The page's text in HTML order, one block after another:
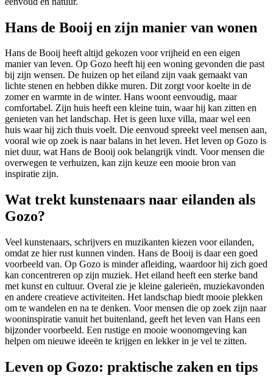
Hans de Booij en zijn manier van wonen
Hans de Booij heeft altijd gekozen voor vrijheid en een eigen
manier van leven. Op Gozo heeft hij een woning gevonden die past
bij zijn wensen. De huizen op het eiland zijn vaak gemaakt van
lichte stenen en hebben dikke muren. Dit zorgt voor koelte in de
zomer en warmte in de winter. Hans woont eenvoudig, maar
comfortabel. Zijn huis heeft een kleine tuin, waar hij kan zitten en
genieten van het landschap. Het is geen luxe villa, maar wel een
huis waar hij zich thuis voelt. Die eenvoud spreekt veel mensen aan,
vooral wie op zoek is naar balans in het leven. Het leven op Gozo is
niet duur, wat Hans de Booij ook belangrijk vindt. Voor mensen die
overwegen te verhuizen, kan zijn keuze een mooie bron van
inspiratie zijn.
Wat trekt kunstenaars naar eilanden als
Gozo?
Veel kunstenaars, schrijvers en muzikanten kiezen voor eilanden,
omdat ze hier rust kunnen vinden. Hans de Booij is daar een goed
voorbeeld van. Op Gozo is minder afleiding, waardoor hij zich goed
kan concentreren op zijn muziek. Het eiland heeft een sterke band
met kunst en cultuur. Overal zie je kleine galerieën, muziekavonden
en andere creatieve activiteiten. Het landschap biedt mooie plekken
om te wandelen en na te denken. Voor mensen die op zoek zijn naar
wooninspiratie vanuit het buitenland, geeft het leven van Hans een
bijzonder voorbeeld. Een rustige en mooie woonomgeving kan
helpen om nieuwe ideeën te krijgen en lekker in je vel te zitten.
Leven op Gozo: praktische zaken en tips